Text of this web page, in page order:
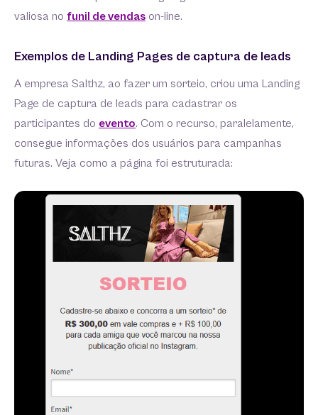
valiosa no funil de vendas on-line.
Exemplos de Landing Pages de captura de leads
A empresa Salthz, ao fazer um sorteio, criou uma Landing
Page de captura de leads para cadastrar os
participantes do evento. Com o recurso, paralelamente,
consegue informações dos usuários para campanhas
futuras. Veja como a página foi estruturada: